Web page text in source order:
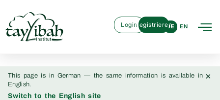
DE EN
LoginRegistrieren
This page is in German — the same information is available in
English.
Switch to the English site
×